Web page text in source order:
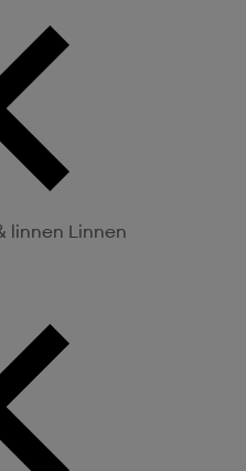
linnen Linnen